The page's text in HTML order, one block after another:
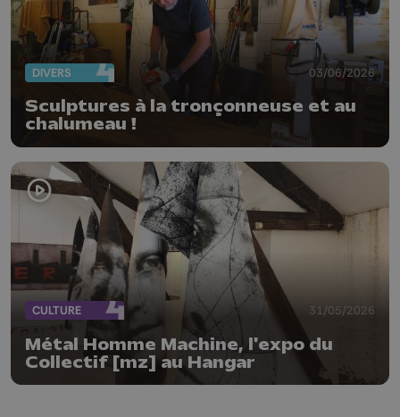
DIVERS 03/06/2026
Sculptures à la tronçonneuse et au
chalumeau !
CULTURE 31/05/2026
Métal Homme Machine, l'expo du
Collectif [mz] au Hangar